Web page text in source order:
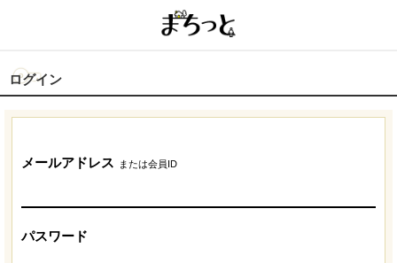
ログイン
メールアドレス または会員ID
パスワード